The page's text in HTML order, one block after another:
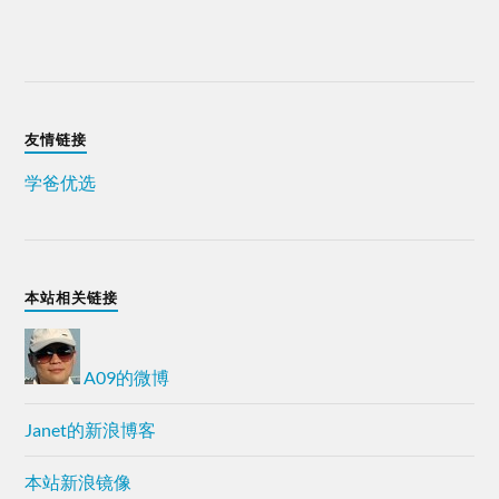
友情链接
学爸优选
本站相关链接
A09的微博
Janet的新浪博客
本站新浪镜像